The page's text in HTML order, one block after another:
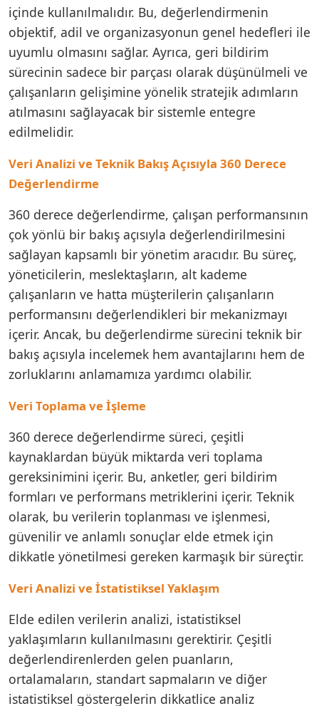
içinde kullanılmalıdır. Bu, değerlendirmenin
objektif, adil ve organizasyonun genel hedefleri ile
uyumlu olmasını sağlar. Ayrıca, geri bildirim
sürecinin sadece bir parçası olarak düşünülmeli ve
çalışanların gelişimine yönelik stratejik adımların
atılmasını sağlayacak bir sistemle entegre
edilmelidir.
Veri Analizi ve Teknik Bakış Açısıyla 360 Derece
Değerlendirme
360 derece değerlendirme, çalışan performansının
çok yönlü bir bakış açısıyla değerlendirilmesini
sağlayan kapsamlı bir yönetim aracıdır. Bu süreç,
yöneticilerin, meslektaşların, alt kademe
çalışanların ve hatta müşterilerin çalışanların
performansını değerlendikleri bir mekanizmayı
içerir. Ancak, bu değerlendirme sürecini teknik bir
bakış açısıyla incelemek hem avantajlarını hem de
zorluklarını anlamamıza yardımcı olabilir.
Veri Toplama ve İşleme
360 derece değerlendirme süreci, çeşitli
kaynaklardan büyük miktarda veri toplama
gereksinimini içerir. Bu, anketler, geri bildirim
formları ve performans metriklerini içerir. Teknik
olarak, bu verilerin toplanması ve işlenmesi,
güvenilir ve anlamlı sonuçlar elde etmek için
dikkatle yönetilmesi gereken karmaşık bir süreçtir.
Veri Analizi ve İstatistiksel Yaklaşım
Elde edilen verilerin analizi, istatistiksel
yaklaşımların kullanılmasını gerektirir. Çeşitli
değerlendirenlerden gelen puanların,
ortalamaların, standart sapmaların ve diğer
istatistiksel göstergelerin dikkatlice analiz